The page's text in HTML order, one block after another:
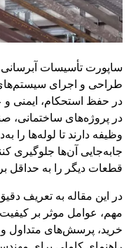
ساپورت تأسیسات آبرسانی
طراحی و اجرای
در حفظ استحکام، ایمنی
در پروژه‌های ساختمانی،
وظیفه دارند تا لوله‌ها را
جابه‌جایی آن‌ها جلوگیری
قطعات دیگر را به حداقل
در این مقاله به تعریف
مهم، عوامل موثر بر
خرید، پرسش‌های متداول و